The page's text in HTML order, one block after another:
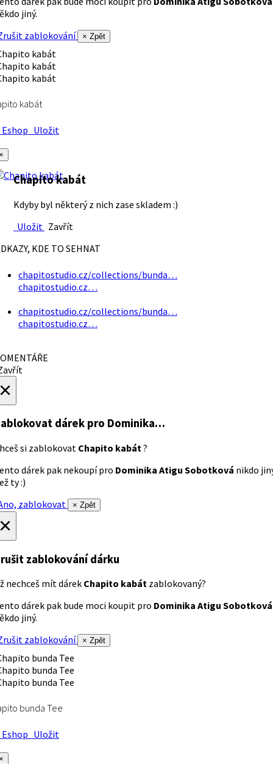
jiný.
zablokování
× Zpět
kabát
Uložit
Chapito kabát
Kdyby byl některý z nich zase skladem :)
Uložit Zavřít
KDE TO SEHNAT
chapitostudio.cz/collections/bunda…
chapitostudio.cz…
chapitostudio.cz/collections/bunda…
chapitostudio.cz…
dárek pro Dominika…
si zablokovat Chapito kabát ?
dárek pak nekoupí pro Dominika Atigu Sobotková nikdo
ty :)
zablokovat
× Zpět
zablokování dárku
nechceš mít dárek Chapito kabát zablokovaný?
dárek pak bude moci koupit pro Dominika Atigu Sobotková
jiný.
zablokování
× Zpět
bunda Tee
Uložit